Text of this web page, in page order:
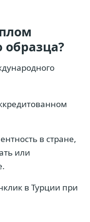
в стране,
или
в Турции при